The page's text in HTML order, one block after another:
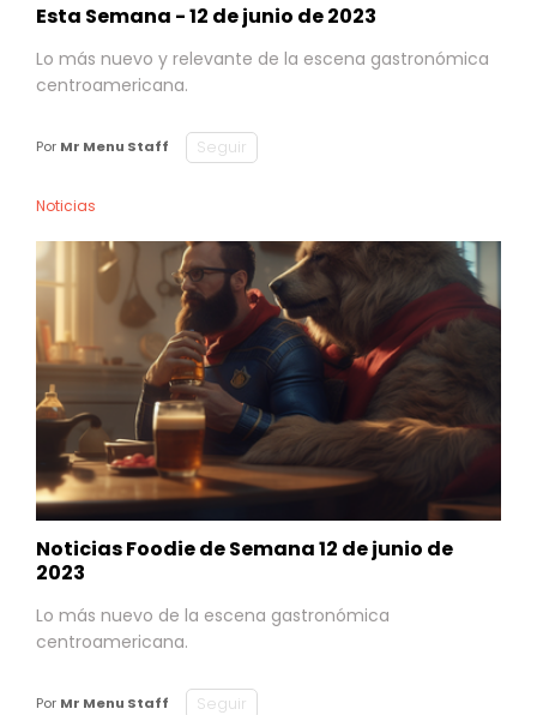
Esta Semana - 12 de junio de 2023
Lo más nuevo y relevante de la escena gastronómica
centroamericana.
Por Mr Menu Staff Seguir
Noticias
Noticias Foodie de Semana 12 de junio de
2023
Lo más nuevo de la escena gastronómica
centroamericana.
Por Mr Menu Staff Seguir